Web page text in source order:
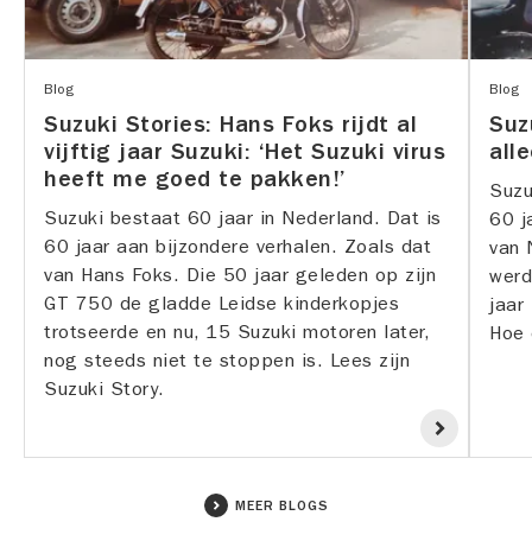
Blog
Suzuki Stories: Hans Foks rijdt al
vijftig jaar Suzuki: ‘Het Suzuki virus
heeft me goed te pakken!’
Suzuki bestaat 60 jaar in Nederland. Dat is
60 jaar aan bijzondere verhalen. Zoals dat
van Hans Foks. Die 50 jaar geleden op zijn
GT 750 de gladde Leidse kinderkopjes
trotseerde en nu, 15 Suzuki motoren later,
nog steeds niet te stoppen is. Lees zijn
Suzuki Story.
Blog
60
van
jaar
MEER BLOGS